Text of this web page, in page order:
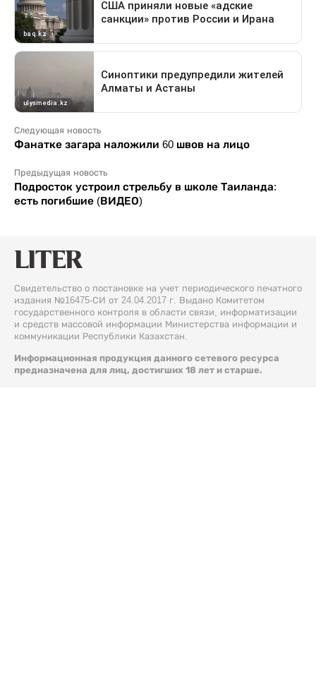
Следующая новость
Фанатке загара наложили 60 швов на лицо
Предыдущая новость
Подросток устроил стрельбу в школе Таиланда:
есть погибшие (ВИДЕО)
Свидетельство о постановке на учет периодического печатного
издания №16475-СИ от 24.04.2017 г. Выдано Комитетом
государственного контроля в области связи, информатизации
и средств массовой информации Министерства информации и
коммуникации Республики Казахстан.
Информационная продукция данного сетевого ресурса
предназначена для лиц, достигших 18 лет и старше.